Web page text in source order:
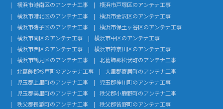
横浜市港南区のアンテナ工事
横浜市戸塚区のアンテナ工事
横浜市港北区のアンテナ工事
横浜市金沢区のアンテナ工事
横浜市磯子区のアンテナ工事
横浜市保土ヶ谷区のアンテナ工事
横浜市南区のアンテナ工事
横浜市中区のアンテナ工事
横浜市西区のアンテナ工事
横浜市神奈川区のアンテナ工事
横浜市鶴見区のアンテナ工事
北葛飾郡松伏町のアンテナ工事
北葛飾郡杉戸町のアンテナ工事
大里郡寄居町のアンテナ工事
児玉郡上里町のアンテナ工事
児玉郡神川町のアンテナ工事
児玉郡美里町のアンテナ工事
秩父郡小鹿野町のアンテナ工事
秩父郡長瀞町のアンテナ工事
秩父郡皆野町のアンテナ工事